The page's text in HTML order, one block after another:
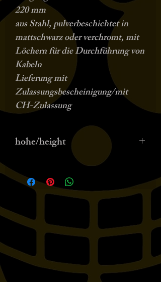
220 mm
aus Stahl, pulverbeschichtet in
mattschwarz oder verchromt, mit
Löchern für die Durchführung von
Kabeln
Lieferung mit
Zulassungsbescheinigung/mit
CH-Zulassung
hohe/height
Teilen Sie die Höhe zum
Zeitpunkt der Bestellung mit
Geben Sie bei der Bestellung die
Höhe des Lenkers an